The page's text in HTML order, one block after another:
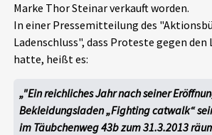
Schlaglichter
Phänomene
Aktuelles
Marke Thor Steinar verkauft worden.
In einer Pressemitteilung des
Ladenschluss", dass Proteste gegen
hatte, heißt es:
"Ein reichliches Jahr nach seiner
Bekleidungsladen „Fighting catwalk“
im Täubchenweg 43b zum 31.3.2013